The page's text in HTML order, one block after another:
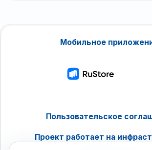
Мобильное
Пользовательское
Проект работает на